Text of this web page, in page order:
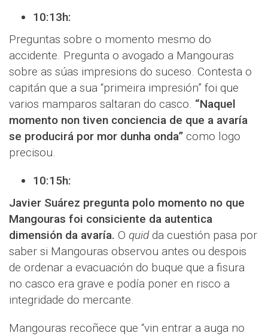
10:13h:
Preguntas sobre o momento mesmo do
accidente. Pregunta o avogado a Mangouras
sobre as súas impresions do suceso. Contesta o
capitán que a sua “primeira impresión” foi que
varios mamparos saltaran do casco. “Naquel
momento non tiven conciencia de que a avaría
se producirá por mor dunha onda” como logo
precisou.
10:15h:
Javier Suárez pregunta polo momento no que
Mangouras foi consiciente da autentica
dimensión da avaría. O quidda cuestión pasa por
saber si Mangouras observou antes ou despois
de ordenar a evacuación do buque que a fisura
no casco era grave e podía poner en risco a
integridade do mercante.
Mangouras recoñece que “vin entrar a auga no